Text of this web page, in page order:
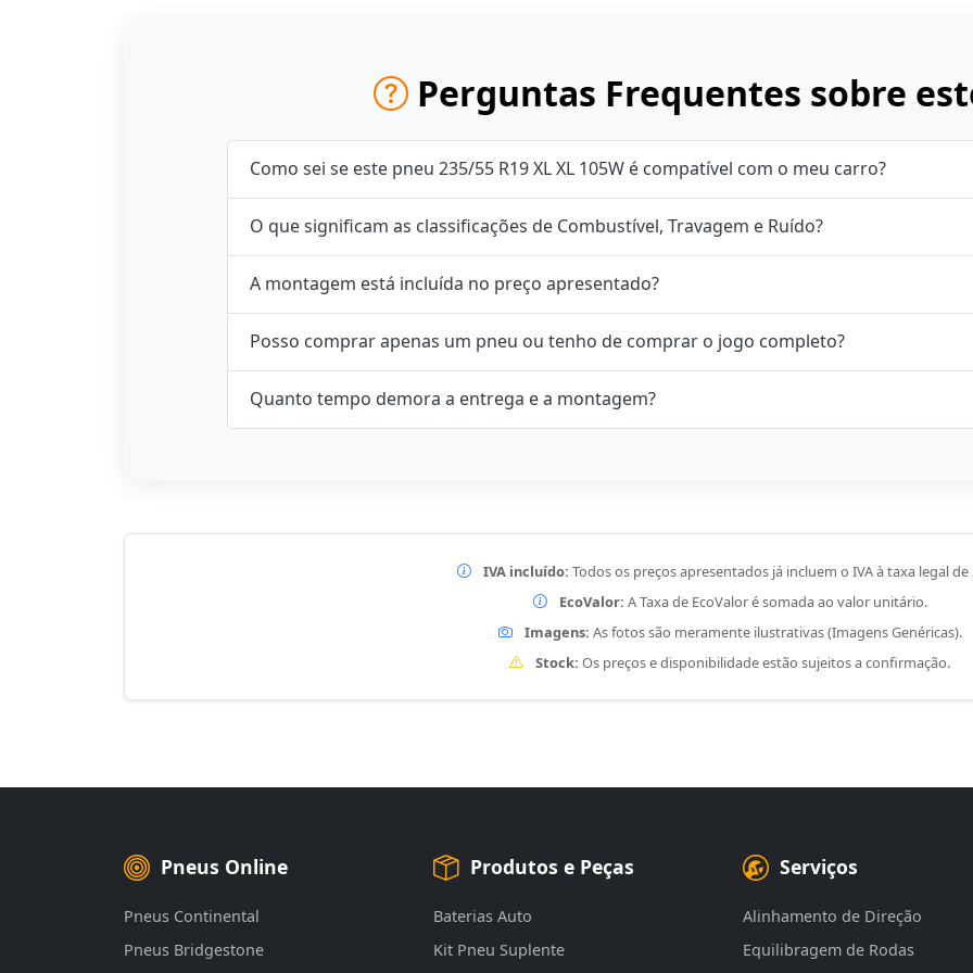
Perguntas Frequentes sobre
Como sei se este pneu 235/55 R19 XL XL 105W é compatível com o meu carro?
O que significam as classificações de Combustível, Travagem e Ruído?
A montagem está incluída no preço apresentado?
Posso comprar apenas um pneu ou tenho de comprar o jogo completo?
Quanto tempo demora a entrega e a montagem?
IVA incluído: Todos os preços apresentados já incluem o IVA à taxa legal de
EcoValor: A Taxa de EcoValor é somada ao valor unitário.
Imagens: As fotos são meramente ilustrativas (Imagens Genéricas).
Stock: Os preços e disponibilidade estão sujeitos a confirmação.
Pneus Online
Pneus Continental
Pneus Bridgestone
Produtos e Peças
Baterias Auto
Kit Pneu Suplente
Serviços
Alinhamento de Direção
Equilibragem de Rodas